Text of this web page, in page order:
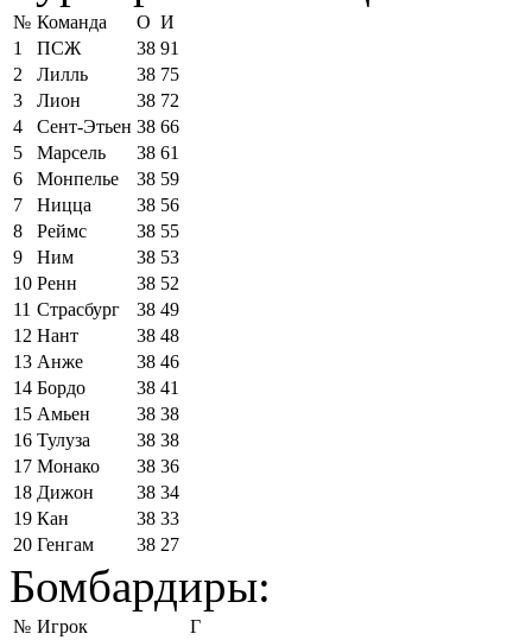
№ Команда О И
1
ПСЖ 38 91
2
Лилль 38 75
3
Лион 38 72
4
Сент-Этьен 38 66
5
Марсель 38 61
6
Монпелье 38 59
7
Ницца 38 56
8
Реймс 38 55
9
Ним 38 53
10 Ренн 38 52
11 Страсбург 38 49
12 Нант 38 48
13 Анже 38 46
14 Бордо 38 41
15 Амьен 38 38
16 Тулуза 38 38
17 Монако 38 36
18 Дижон 38 34
19 Кан 38 33
20 Генгам 38 27
Бомбардиры:
№ Игрок
Г